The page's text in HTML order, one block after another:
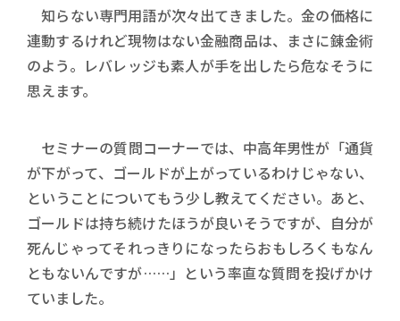
知らない専門用語が次々出てきました。金の価格に
連動するけれど現物はない金融商品は、まさに錬金術
のよう。レバレッジも素人が手を出したら危なそうに
思えます。
セミナーの質問コーナーでは、中高年男性が「通貨
が下がって、ゴールドが上がっているわけじゃない、
ということについてもう少し教えてください。あと、
ゴールドは持ち続けたほうが良いそうですが、自分が
死んじゃってそれっきりになったらおもしろくもなん
ともないんですが……」という率直な質問を投げかけ
ていました。